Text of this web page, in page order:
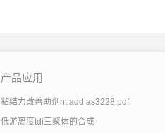
产品应用
粘结力改善助剂nt add as3228.pdf
低游离度tdi三聚体的合成